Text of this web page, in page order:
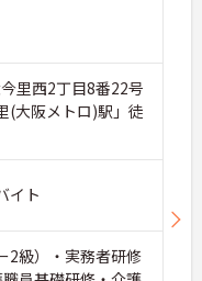
里西2丁目8番22号
(大阪メトロ)駅」徒
イト
2級）・実務者研修